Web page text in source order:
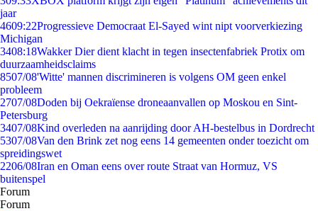
jaar
4609:22Progressieve Democraat El-Sayed wint nipt voorverkiezing
Michigan
3408:18Wakker Dier dient klacht in tegen insectenfabriek Protix om
duurzaamheidsclaims
8507/08'Witte' mannen discrimineren is volgens OM geen enkel
probleem
2707/08Doden bij Oekraïense droneaanvallen op Moskou en Sint-
Petersburg
3407/08Kind overleden na aanrijding door AH-bestelbus in Dordrecht
5307/08Van den Brink zet nog eens 14 gemeenten onder toezicht om
spreidingswet
2206/08Iran en Oman eens over route Straat van Hormuz, VS
buitenspel
Forum
Forum